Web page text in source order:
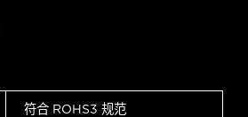
符合 ROHS3 规范